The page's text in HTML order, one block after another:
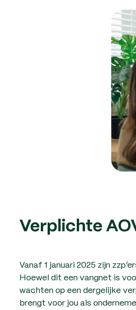
Verplichte
Vanaf 1 januari 2025 zijn
Hoewel dit een vangnet is
wachten op een dergelijke
brengt voor jou als